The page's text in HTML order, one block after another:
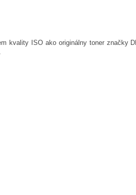
kvality ISO ako originálny toner značky